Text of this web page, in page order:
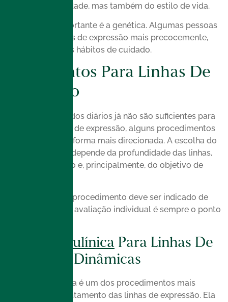
trata apenas da idade, mas também do estilo de vida.
Outro ponto importante é a genética. Algumas pessoas
apresentam linhas de expressão mais precocemente,
mesmo com bons hábitos de cuidado.
Tratamentos Para Linhas De
Expressão
Quando os cuidados diários já não são suficientes para
suavizar as linhas de expressão, alguns procedimentos
podem ajudar de forma mais direcionada. A escolha do
tratamento ideal depende da profundidade das linhas,
da região do rosto e, principalmente, do objetivo de
Por isso, nenhum procedimento deve ser indicado de
forma genérica. A avaliação individual é sempre o ponto
Toxina Botulínica Para Linhas De
Expressão Dinâmicas
A toxina botulínica é um dos procedimentos mais
conhecidos no tratamento das linhas de expressão. Ela